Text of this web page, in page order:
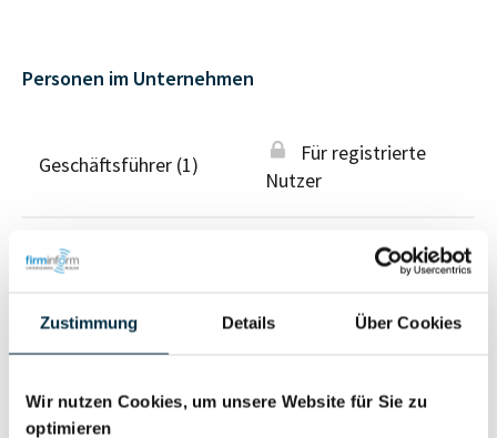
Zustimmung Details Über Cookies
Wir nutzen Cookies, um unsere Website für Sie zu
optimieren
Personen im Unternehmen
Geschäftsführer (1)
Für registrierte
Nutzer
Wirtschaftlich
Vollständiges
Unternehmensprofil
anfragen
Eigentums- und Kontrollstruktur